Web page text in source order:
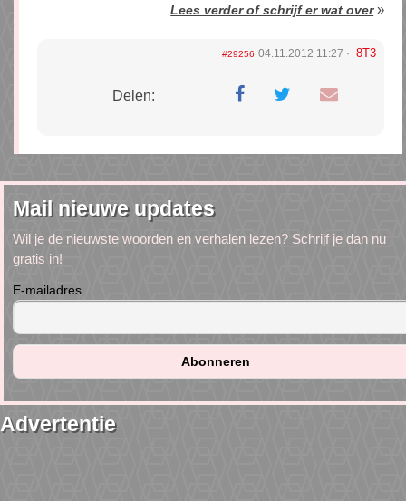
Lees verder of schrijf er wat over»
#29256 04.11.2012 11:27 8T3
Delen:
Mail nieuwe updates
Wil je de nieuwste woorden en verhalen lezen? Schrijf je dan nu
gratis in!
E-mailadres
Advertentie